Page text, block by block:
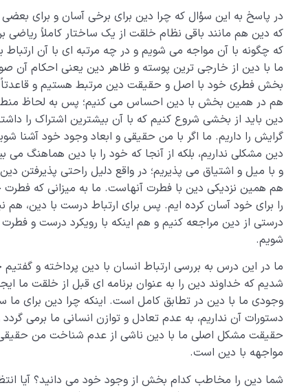
در پاسخ به این سؤال که چرا دین برای برخی آسان و برای
که دین هم مانند باقی نظام خلقت از یک ساختار کاملاً
که چگونه با آن مواجه می شویم و در چه مرتبه ای با آن ارتباط
ما با دین از خارجی ترین پوسته و ظاهر دین یعنی احکام آن
بخش فطری خود با اصل و حقیقت دین مرتبط هستیم و قاعدتاً
هم در همین بخش با دین احساس می کنیم؛ پس به لحاظ منطقی
دین باید از بخشی شروع کنیم که با آن بیشترین اشتراک را
گرایش را داریم. ما اگر با من حقیقی و ابعاد وجود خود آشنا
دین مشکلی نداریم، بلکه از آنجا که خود را با دین هماهنگ می
و با میل و اشتیاق می پذیریم؛ در واقع دلیل راحتی پذیرفتن
هم همین نزدیکی دین با فطرت آنهاست. ما به میزانی که
را برای خود آسان کرده ایم. پس برای ارتباط درست با دین، هم
درستی از دین مراجعه کنیم و هم اینکه با رویکرد درست و فطرت
شویم.
ما در این درس به بررسی ارتباط انسان با دین پرداخته و
شدیم که خداوند دین را به عنوان برنامه ای قبل از خلقت ما
وجودی ما با دین در تطابق کامل است. اینکه چرا دین برای ما
دستورات آن نداریم، به عدم تعادل و توازن انسانی ما برمی
حقیقت مشکل اصلی ما با دین ناشی از عدم شناخت من حقیقی
مواجهه با دین است.
شما دین را مخاطب کدام بخش از وجود خود می دانید؟ آیا